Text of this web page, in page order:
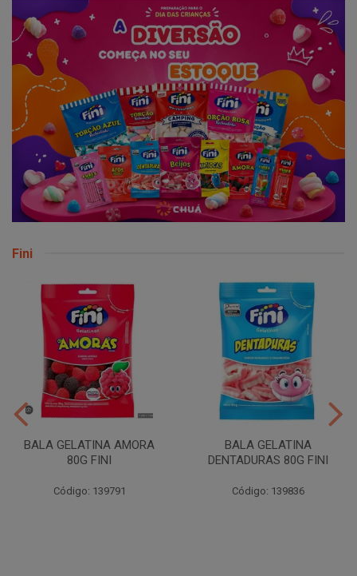
Fini
BALA GELATINA AMORA
80G FINI
Código: 139791
BALA GELATINA
DENTADURAS 80G FINI
Código: 139836